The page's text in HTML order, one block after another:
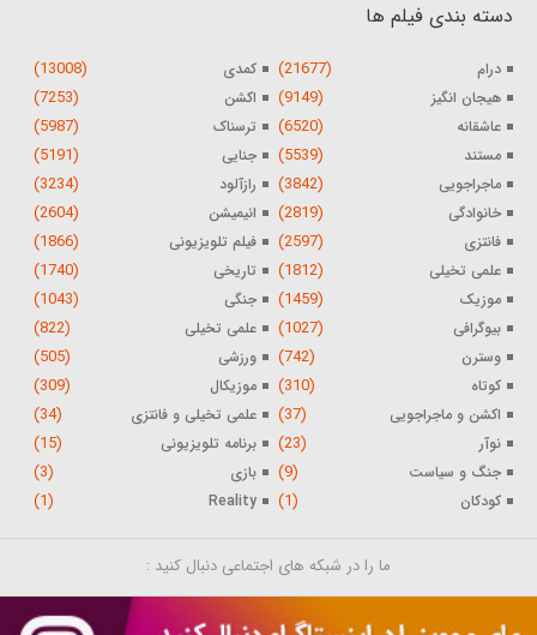
دسته بندی فیلم ها
درام (21677) کمدی (13008)
هیجان انگیز (9149) اکشن (7253)
عاشقانه (6520) ترسناک (5987)
مستند (5539) جنایی (5191)
ماجراجویی (3842) رازآلود (3234)
خانوادگی (2819) انیمیشن (2604)
فانتزی (2597) فیلم تلویزیونی (1866)
علمی تخیلی (1812) تاریخی (1740)
موزیک (1459) جنگی (1043)
بیوگرافی (1027) علمی تخیلی (822)
وسترن (742) ورزشی (505)
کوتاه (310) موزیکال (309)
اکشن و ماجراجویی (37) علمی تخیلی و فانتزی (34)
نوآر (23) برنامه تلویزیونی (15)
جنگ و سیاست (9) بازی (3)
کودکان (1)
Reality
(1)
ما را در شبکه های اجتماعی دنبال کنید :